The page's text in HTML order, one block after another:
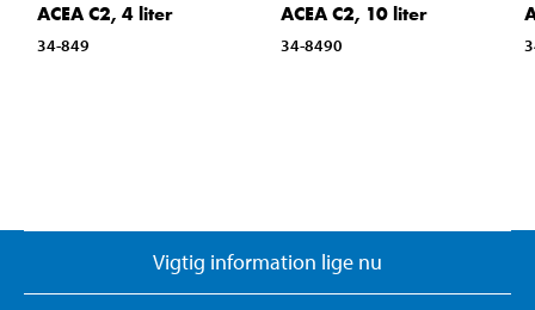
ACEA C2, 4 liter
34-849
ACEA C2, 10 liter
34-8490
Vigtig information lige nu